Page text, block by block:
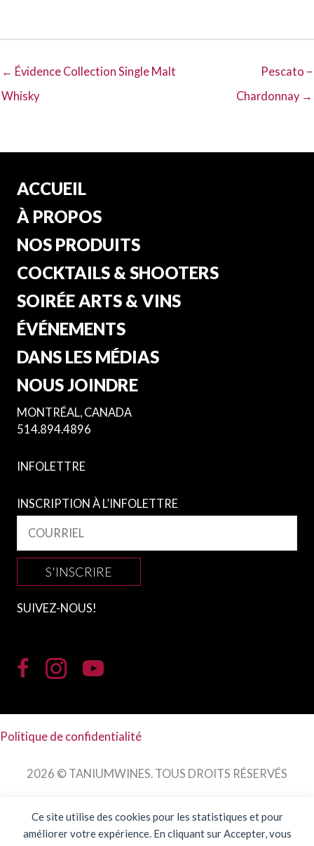
Ce site utilise des cookies pour les statistiques et pour
améliorer votre expérience. En cliquant sur Accepter, vous
← Évidence Collection Single Malt
Whisky
Pescato –
Chardonnay →
ACCUEIL
À PROPOS
NOS PRODUITS
COCKTAILS & SHOOTERS
SOIRÉE ARTS & VINS
ÉVÉNEMENTS
DANS LES MÉDIAS
NOUS JOINDRE
MONTRÉAL, CANADA
514.894.4896
INFOLETTRE
INSCRIPTION À L’INFOLETTRE
S'INSCRIRE
SUIVEZ-NOUS!
Politique de confidentialité
2026 © TANIUMWINES. TOUS DROITS RÉSERVÉS